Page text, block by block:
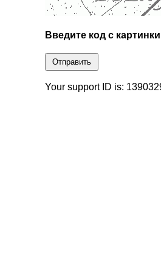
Введите код с
Отправить
Your support ID is: